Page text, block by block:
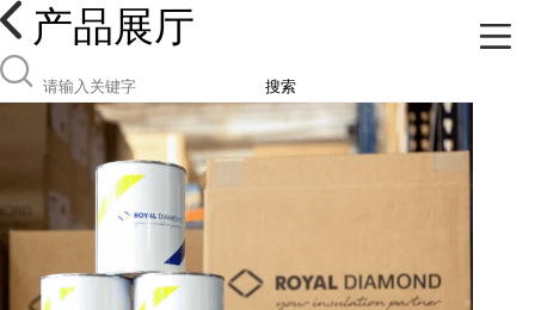
产品展厅
搜索